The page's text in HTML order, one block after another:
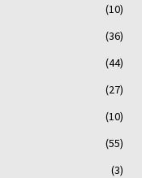
(10)
(36)
(44)
(27)
(10)
(55)
(3)